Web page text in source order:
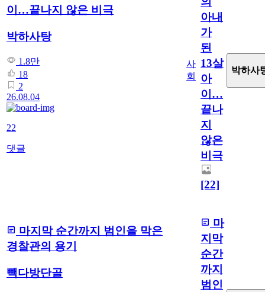
이…끝나지 않은 비극
박하사탕
1.8만
18
2
26.08.04
22
댓글
사
회
아내
가
된
13살
아
이…
끝나
지
않은
비극
[22]
박하사
마지막 순간까지 범인을 막은
경찰관의 용기
빽다방단골
마
지막
순간
까지
범인